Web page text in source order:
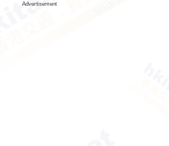
Advertisement